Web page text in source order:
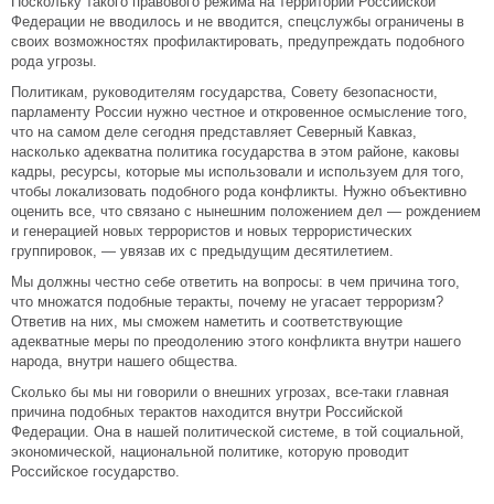
Федерации не вводилось и не вводится, спецслужбы ограничены в
своих возможностях профилактировать, предупреждать подобного
рода угрозы.
Политикам, руководителям государства, Совету безопасности,
парламенту России нужно честное и откровенное осмысление того,
что на самом деле сегодня представляет Северный Кавказ,
насколько адекватна политика государства в этом районе, каковы
кадры, ресурсы, которые мы использовали и используем для того,
чтобы локализовать подобного рода конфликты. Нужно объективно
оценить все, что связано с нынешним положением дел — рождением
и генерацией новых террористов и новых террористических
группировок, — увязав их с предыдущим десятилетием.
Мы должны честно себе ответить на вопросы: в чем причина того,
что множатся подобные теракты, почему не угасает терроризм?
Ответив на них, мы сможем наметить и соответствующие
адекватные меры по преодолению этого конфликта внутри нашего
народа, внутри нашего общества.
Сколько бы мы ни говорили о внешних угрозах, все-таки главная
причина подобных терактов находится внутри Российской
Федерации. Она в нашей политической системе, в той социальной,
экономической, национальной политике, которую проводит
Российское государство.